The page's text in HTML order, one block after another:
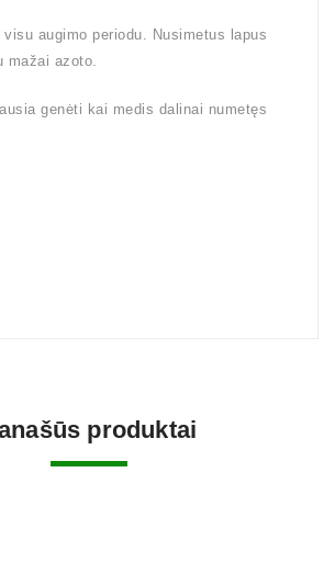
augimo periodu. Nusimetus lapus
mažai azoto.
genėti kai medis dalinai numetęs
produktai